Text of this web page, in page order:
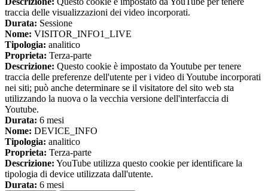
traccia delle visualizzazioni dei video incorporati.
Durata: Sessione
Nome: VISITOR_INFO1_LIVE
Tipologia: analitico
Proprieta: Terza-parte
Descrizione: Questo cookie è impostato da Youtube per tenere
traccia delle preferenze dell'utente per i video di Youtube incorporati
nei siti; può anche determinare se il visitatore del sito web sta
utilizzando la nuova o la vecchia versione dell'interfaccia di
Youtube.
Durata: 6 mesi
Nome: DEVICE_INFO
Tipologia: analitico
Proprieta: Terza-parte
Descrizione: YouTube utilizza questo cookie per identificare la
tipologia di device utilizzata dall'utente.
Durata: 6 mesi